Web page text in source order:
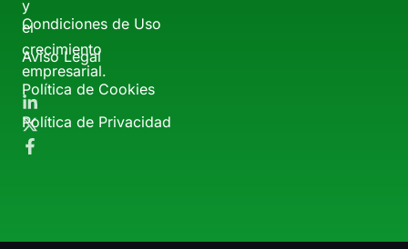
y
el
crecimiento
empresarial.
Condiciones de Uso
Aviso Legal
Política de Cookies
Política de Privacidad